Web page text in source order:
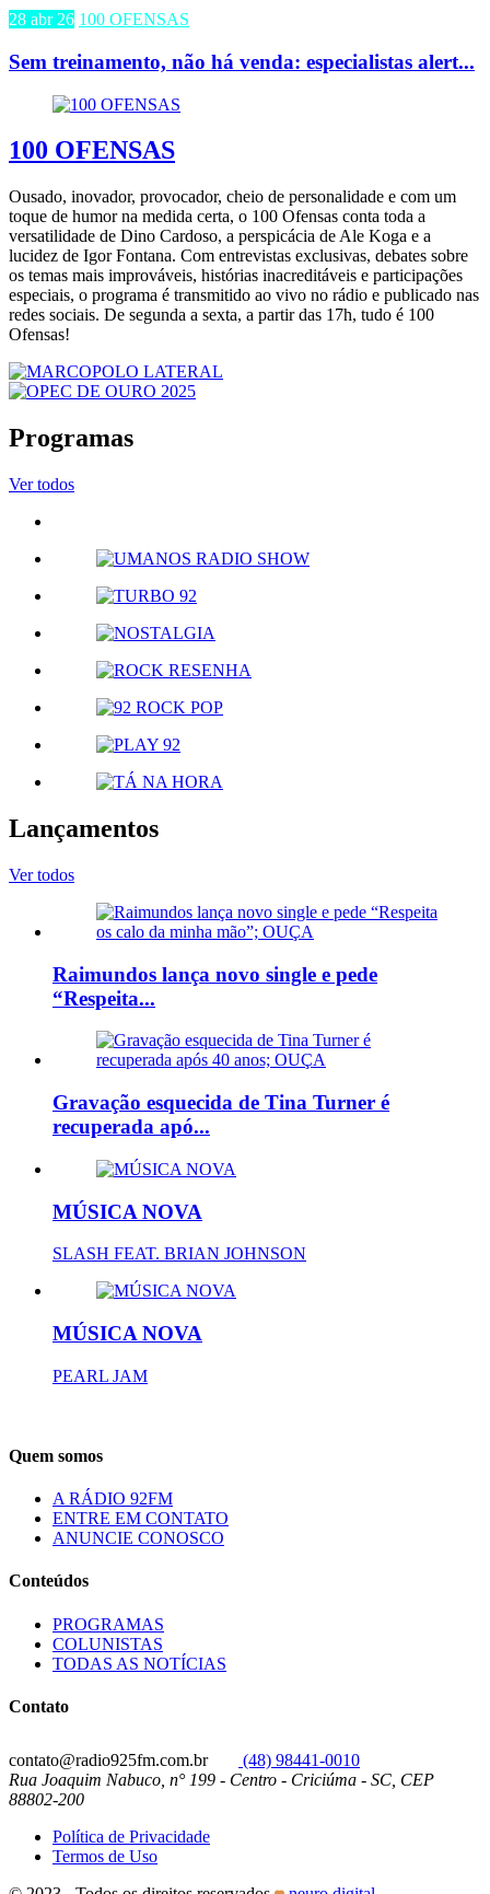
28 abr 26 100 OFENSAS
Sem treinamento, não há venda: especialistas alert...
100 OFENSAS
Ousado, inovador, provocador, cheio de personalidade e com um
toque de humor na medida certa, o 100 Ofensas conta toda a
versatilidade de Dino Cardoso, a perspicácia de Ale Koga e a
lucidez de Igor Fontana. Com entrevistas exclusivas, debates sobre
os temas mais improváveis, histórias inacreditáveis e participações
especiais, o programa é transmitido ao vivo no rádio e publicado nas
redes sociais. De segunda a sexta, a partir das 17h, tudo é 100
Ofensas!
Programas
Ver todos
Lançamentos
Ver todos
Raimundos lança novo single e pede
“Respeita...
Gravação esquecida de Tina Turner é
recuperada apó...
MÚSICA NOVA
SLASH FEAT. BRIAN JOHNSON
MÚSICA NOVA
PEARL JAM
Quem somos
A RÁDIO 92FM
ENTRE EM CONTATO
ANUNCIE CONOSCO
Conteúdos
PROGRAMAS
COLUNISTAS
TODAS AS NOTÍCIAS
Contato
contato@radio925fm.com.br
(48) 98441-0010
Rua Joaquim Nabuco, n° 199 - Centro - Criciúma - SC, CEP
88802-200
Política de Privacidade
Termos de Uso